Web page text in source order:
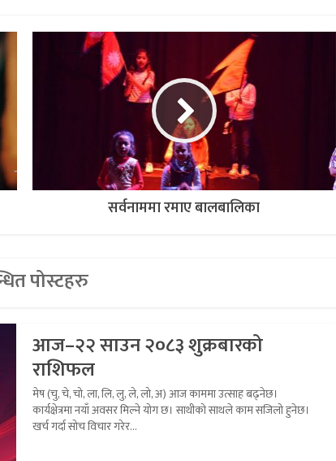
सर्वनाममा रमाए बालबालिका
पोस्टहरु
आज–२२ साउन २०८३ शुक्रबारको
राशिफल
मेष (चु, चे, चो, ला, लि, लु, ले, लो, अ) आज काममा उत्साह बढ्नेछ।
कार्यक्षेत्रमा नयाँ अवसर मिल्ने योग छ। साथीको साथले काम सजिलो हुनेछ।
खर्च गर्दा सोच विचार गरेर...